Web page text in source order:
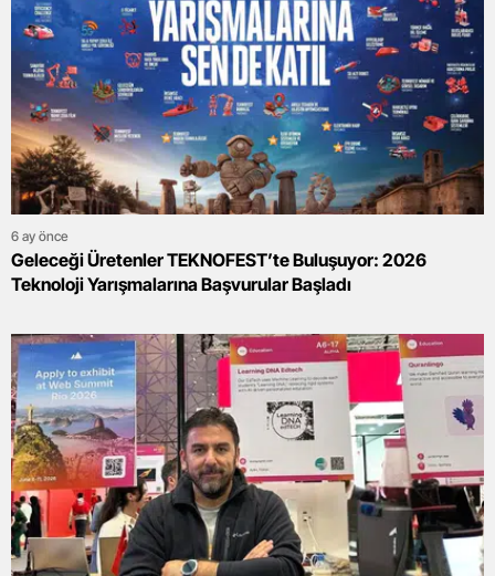
6 ay önce
Geleceği Üretenler TEKNOFEST’te Buluşuyor: 2026
Teknoloji Yarışmalarına Başvurular Başladı